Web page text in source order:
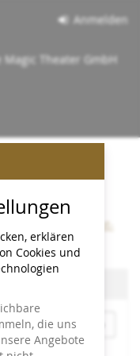
Anmelden
Magic Theater GmbH
Cineplex
black-table-bleibt-
erklären
Cookies und
die uns
Angebote